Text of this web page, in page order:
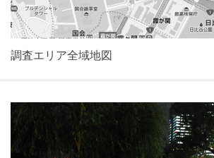
調査エリア全域地図